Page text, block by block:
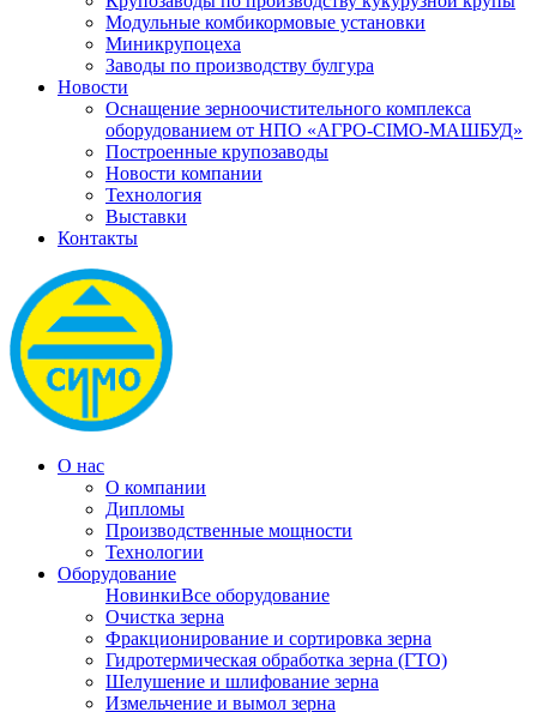
Модульные комбикормовые установки
Миникрупоцеха
Заводы по производству булгура
Новости
Оснащение зерноочистительного комплекса
оборудованием от НПО «АГРО-СІМО-МАШБУД»
Построенные крупозаводы
Новости компании
Технология
Выставки
Контакты
О нас
О компании
Дипломы
Производственные мощности
Технологии
Оборудование
НовинкиВсе оборудование
Очистка зерна
Фракционирование и сортировка зерна
Гидротермическая обработка зерна (ГТО)
Шелушение и шлифование зерна
Измельчение и вымол зерна